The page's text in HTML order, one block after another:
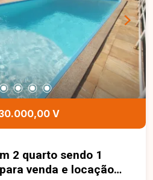
V
2 quarto sendo 1
venda e locação